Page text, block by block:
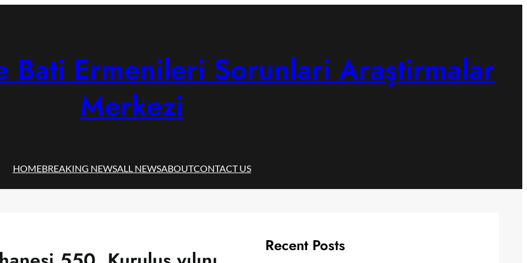
Bati Ermenileri Sorunlari Araştirmalar
Merkezi
HOMEBREAKING NEWSALL NEWSABOUTCONTACT US
Recent Posts